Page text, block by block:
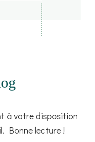
à votre disposition
Bonne lecture !